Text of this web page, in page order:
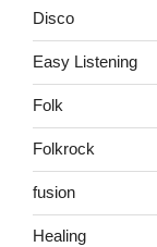
Disco
Easy Listening
Folk
Folkrock
fusion
Healing